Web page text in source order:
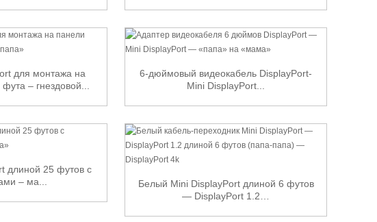
для монтажа на
– гнездовой...
6-дюймовый видеокабель DisplayPort-
Mini DisplayPort...
длиной 25 футов с
– ма...
Белый Mini DisplayPort длиной 6 футов
— DisplayPort 1.2…